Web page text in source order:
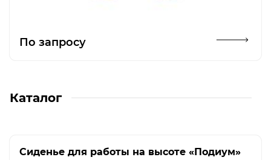
По запросу
Каталог
Сиденье для работы на высоте «Подиум»